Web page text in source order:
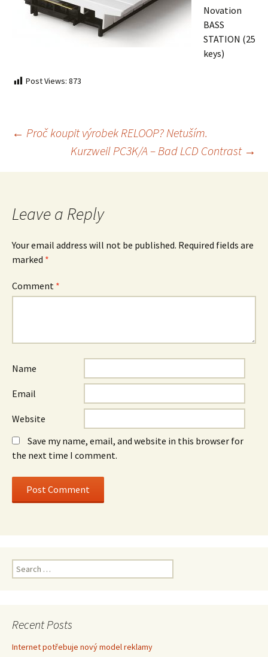
Novation
BASS
STATION (25
keys)
Post Views: 873
Post
navigation
← Proč koupit výrobek RELOOP? Netuším.
Kurzweil PC3K/A – Bad LCD Contrast →
Leave a Reply
Your email address will not be published. Required fields are
marked *
Comment *
Name
Email
Website
Save my name, email, and website in this browser for
the next time I comment.
Search
for:
Recent Posts
Internet potřebuje nový model reklamy